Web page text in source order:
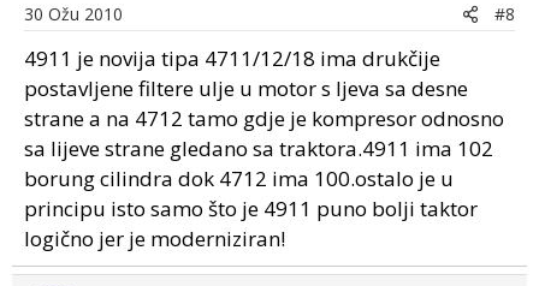
30 Ožu 2010 #8
4911 je novija tipa 4711/12/18 ima drukčije
postavljene filtere ulje u motor s ljeva sa desne
strane a na 4712 tamo gdje je kompresor odnosno
sa lijeve strane gledano sa traktora.4911 ima 102
borung cilindra dok 4712 ima 100.ostalo je u
principu isto samo što je 4911 puno bolji taktor
logično jer je moderniziran!